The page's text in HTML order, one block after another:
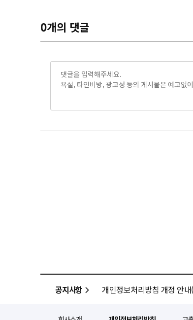
0개의 댓글
공지사항 개인정보처리방침 개정 안